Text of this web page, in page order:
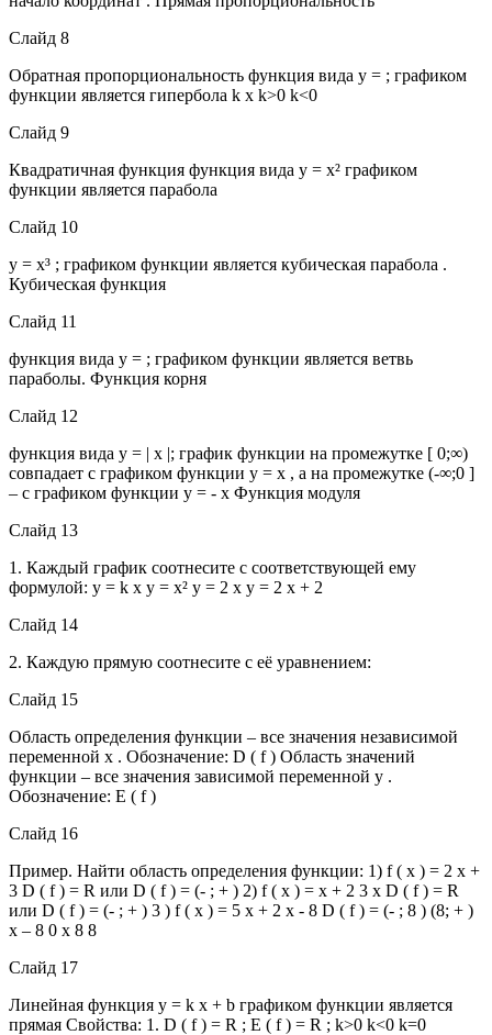
Слайд 8
Обратная пропорциональность функция вида y = ; графиком
функции является гипербола k x k>0 k<0
Слайд 9
Квадратичная функция функция вида y = x² графиком
функции является парабола
Слайд 10
y = x³ ; графиком функции является кубическая парабола .
Кубическая функция
Слайд 11
функция вида y = ; графиком функции является ветвь
параболы. Функция корня
Слайд 12
функция вида y = | x |; график функции на промежутке [ 0;∞)
совпадает с графиком функции у = х , а на промежутке (-∞;0 ]
– с графиком функции у = - х Функция модуля
Слайд 13
1. Каждый график соотнесите с соответствующей ему
формулой: y = k x y = x² y = 2 x y = 2 x + 2
Слайд 14
2. Каждую прямую соотнесите с её уравнением:
Слайд 15
Область определения функции – все значения независимой
переменной х . Обозначение: D ( f ) Область значений
функции – все значения зависимой переменной у .
Обозначение: Е ( f )
Слайд 16
Пример. Найти область определения функции: 1) f ( х ) = 2 х +
3 D ( f ) = R или D ( f ) = (- ; + ) 2) f ( х ) = х + 2 3 x D ( f ) = R
или D ( f ) = (- ; + ) 3 ) f ( х ) = 5 x + 2 x - 8 D ( f ) = (- ; 8 ) (8; + )
х – 8 0 х 8 8
Слайд 17
Линейная функция y = k х + b графиком функции является
прямая Свойства: 1. D ( f ) = R ; E ( f ) = R ; k>0 k<0 k=0